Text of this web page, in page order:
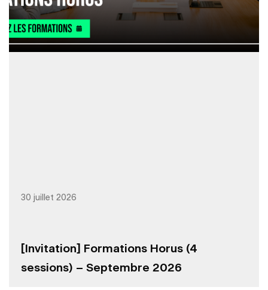
[Invitation] Formations Horus (4
sessions) – Septembre 2026
30 juillet 2026